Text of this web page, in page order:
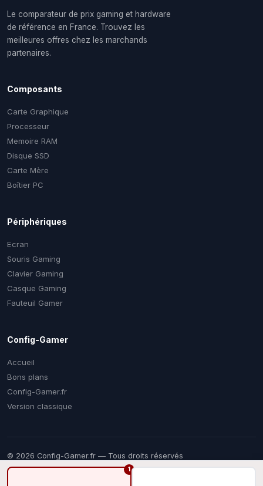
1
Le comparateur de prix gaming et hardware
de référence en France. Trouvez les
meilleures offres chez les marchands
partenaires.
Composants
Carte Graphique
Processeur
Memoire RAM
Disque SSD
Carte Mère
Boîtier PC
Périphériques
Ecran
Souris Gaming
Clavier Gaming
Casque Gaming
Fauteuil Gamer
Config-Gamer
Accueil
Bons plans
Config-Gamer.fr
Version classique
© 2026 Config-Gamer.fr — Tous droits réservés
Prix mis à jour régulièrement. Certains liens sont des liens